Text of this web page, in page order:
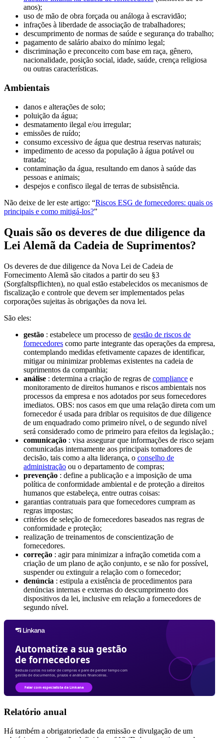
anos);
uso de mão de obra forçada ou análoga à escravidão;
infrações à liberdade de associação de trabalhadores;
descumprimento de normas de saúde e segurança do trabalho;
pagamento de salário abaixo do mínimo legal;
discriminação e preconceito com base em raça, gênero,
nacionalidade, posição social, idade, saúde, crença religiosa
ou outras características.
Ambientais
danos e alterações de solo;
poluição da água;
desmatamento ilegal e/ou irregular;
emissões de ruído;
consumo excessivo de água que destrua reservas naturais;
impedimento de acesso da população à água potável ou
tratada;
contaminação da água, resultando em danos à saúde das
pessoas e animais;
despejos e confisco ilegal de terras de subsistência.
Não deixe de ler este artigo: “Riscos ESG de fornecedores: quais os
principais e como mitigá-los?”
Quais são os deveres de due diligence da
Lei Alemã da Cadeia de Suprimentos?
Os deveres de due diligence da Nova Lei de Cadeia de
Fornecimento Alemã são citados a partir do seu §3
(Sorgfaltspflichten), no qual estão estabelecidos os mecanismos de
fiscalização e controle que devem ser implementados pelas
corporações sujeitas às obrigações da nova lei.
São eles:
gestão : estabelece um processo de gestão de riscos de
fornecedores como parte integrante das operações da empresa,
contemplando medidas efetivamente capazes de identificar,
mitigar ou minimizar problemas existentes na cadeia de
suprimentos da companhia;
análise : determina a criação de regras de compliance e
monitoramento de direitos humanos e riscos ambientais nos
processos da empresa e nos adotados por seus fornecedores
imediatos. OBS: nos casos em que uma relação direta com um
fornecedor é usada para driblar os requisitos de due diligence
de um enquadrado como primeiro nível, o de segundo nível
será considerado como de primeiro para efeitos da legislação.;
comunicação : visa assegurar que informações de risco sejam
comunicadas internamente aos principais tomadores de
decisão, tais como a alta liderança, o conselho de
administração ou o departamento de compras;
prevenção : define a publicação e a imposição de uma
política de conformidade ambiental e de proteção a direitos
humanos que estabeleça, entre outras coisas:
garantias contratuais para que fornecedores cumpram as
regras impostas;
critérios de seleção de fornecedores baseados nas regras de
conformidade e proteção;
realização de treinamentos de conscientização de
fornecedores.
correção : agir para minimizar a infração cometida com a
criação de um plano de ação conjunto, e se não for possível,
suspender ou extinguir a relação com o fornecedor;
denúncia : estipula a existência de procedimentos para
denúncias internas e externas do descumprimento dos
dispositivos da lei, inclusive em relação a fornecedores de
segundo nível.
Relatório anual
Há também a obrigatoriedade da emissão e divulgação de um